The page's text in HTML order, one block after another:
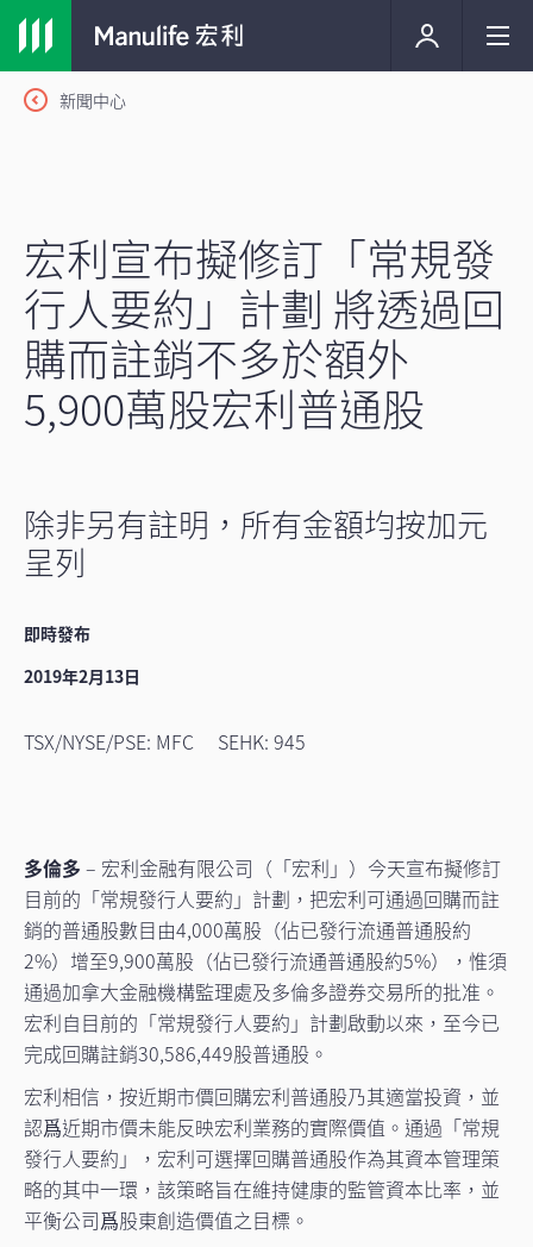
新聞中心
宏利宣布擬修訂「常規發
行人要約」計劃 將透過回
購而註銷不多於額外
5,900萬股宏利普通股
除非另有註明，所有金額均按加元
呈列
即時發布
2019年2月13日
TSX/NYSE/PSE: MFC SEHK: 945
多倫多 – 宏利金融有限公司（「宏利」）今天宣布擬修訂
目前的「常規發行人要約」計劃，把宏利可通過回購而註
銷的普通股數目由4,000萬股（佔已發行流通普通股約
2%）增至9,900萬股（佔已發行流通普通股約5%），惟須
通過加拿大金融機構監理處及多倫多證券交易所的批准。
宏利自目前的「常規發行人要約」計劃啟動以來，至今已
完成回購註銷30,586,449股普通股。
宏利相信，按近期市價回購宏利普通股乃其適當投資，並
認爲近期市價未能反映宏利業務的實際價值。通過「常規
發行人要約」，宏利可選擇回購普通股作為其資本管理策
略的其中一環，該策略旨在維持健康的監管資本比率，並
平衡公司爲股東創造價值之目標。